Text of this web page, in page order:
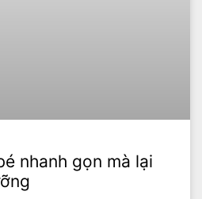
nhanh gọn mà lại